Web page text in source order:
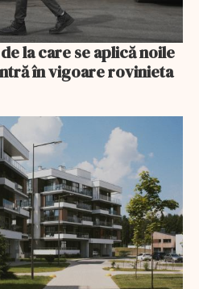
la care se aplică noile
în vigoare rovinieta